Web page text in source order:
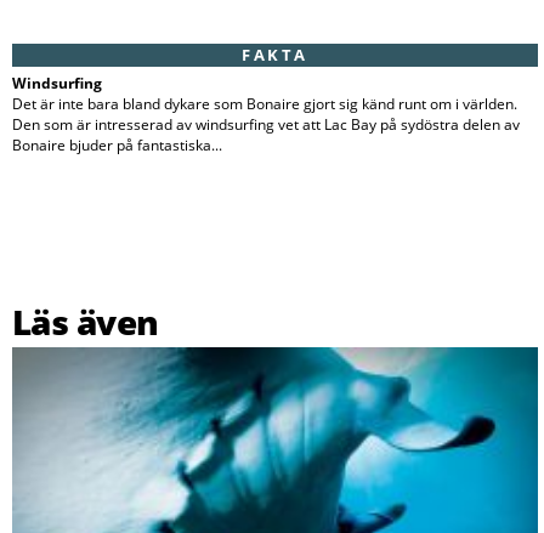
FAKTA
Windsurfing
Det är inte bara bland dykare som Bonaire gjort sig känd runt om i världen.
Den som är intresserad av windsurfing vet att Lac Bay på sydöstra delen av
Bonaire bjuder på fantastiska...
Läs även